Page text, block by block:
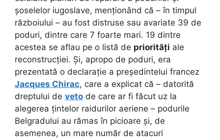
șoselelor iugoslave, menționând că – în timpul
războiului – au fost distruse sau avariate 39 de
poduri, dintre care 7 foarte mari. 19 dintre
acestea se aflau pe o listă de priorități ale
reconstrucției. Și, apropo de poduri, era
prezentată o declarație a președintelui francez
Jacques Chirac, care a explicat că – datorită
dreptului de veto de care ar fi făcut uz la
alegerea țintelor raidurilor aeriene – podurile
Belgradului au rămas în picioare și, de
asemenea, un mare număr de atacuri